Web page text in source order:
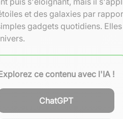
et des galaxies par
gadgets quotidiens.
ce contenu avec l'IA !
ChatGPT